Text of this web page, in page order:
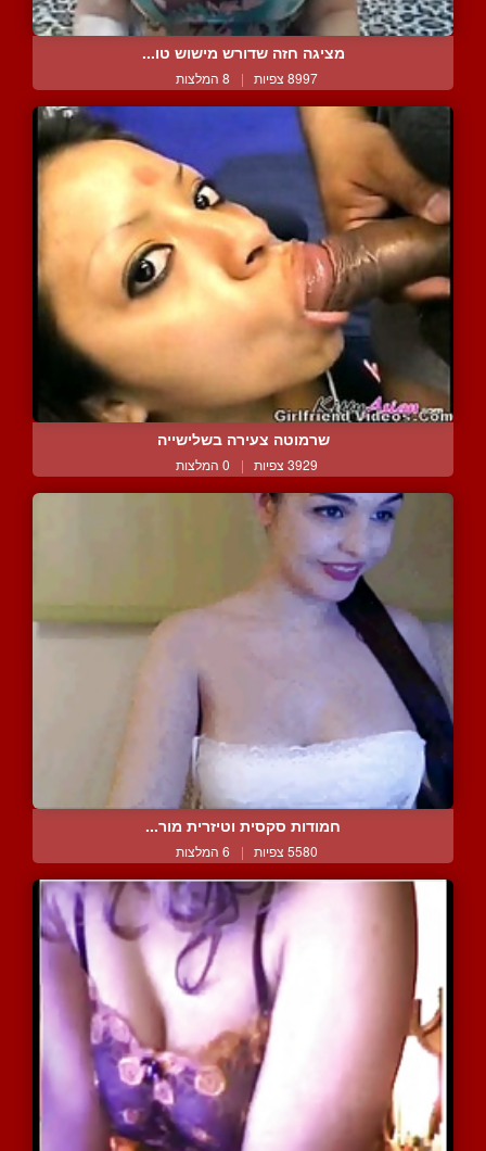
מציגה חזה שדורש מישוש טו...
8997 צפיות | 8 המלצות
שרמוטה צעירה בשלישייה
3929 צפיות | 0 המלצות
חמודות סקסית וטיזרית מור...
5580 צפיות | 6 המלצות